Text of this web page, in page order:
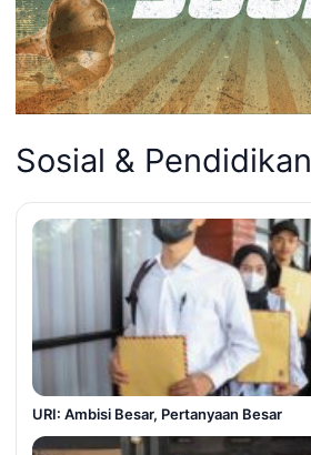
Sosial & Pendidikan
URI: Ambisi Besar, Pertanyaan Besar